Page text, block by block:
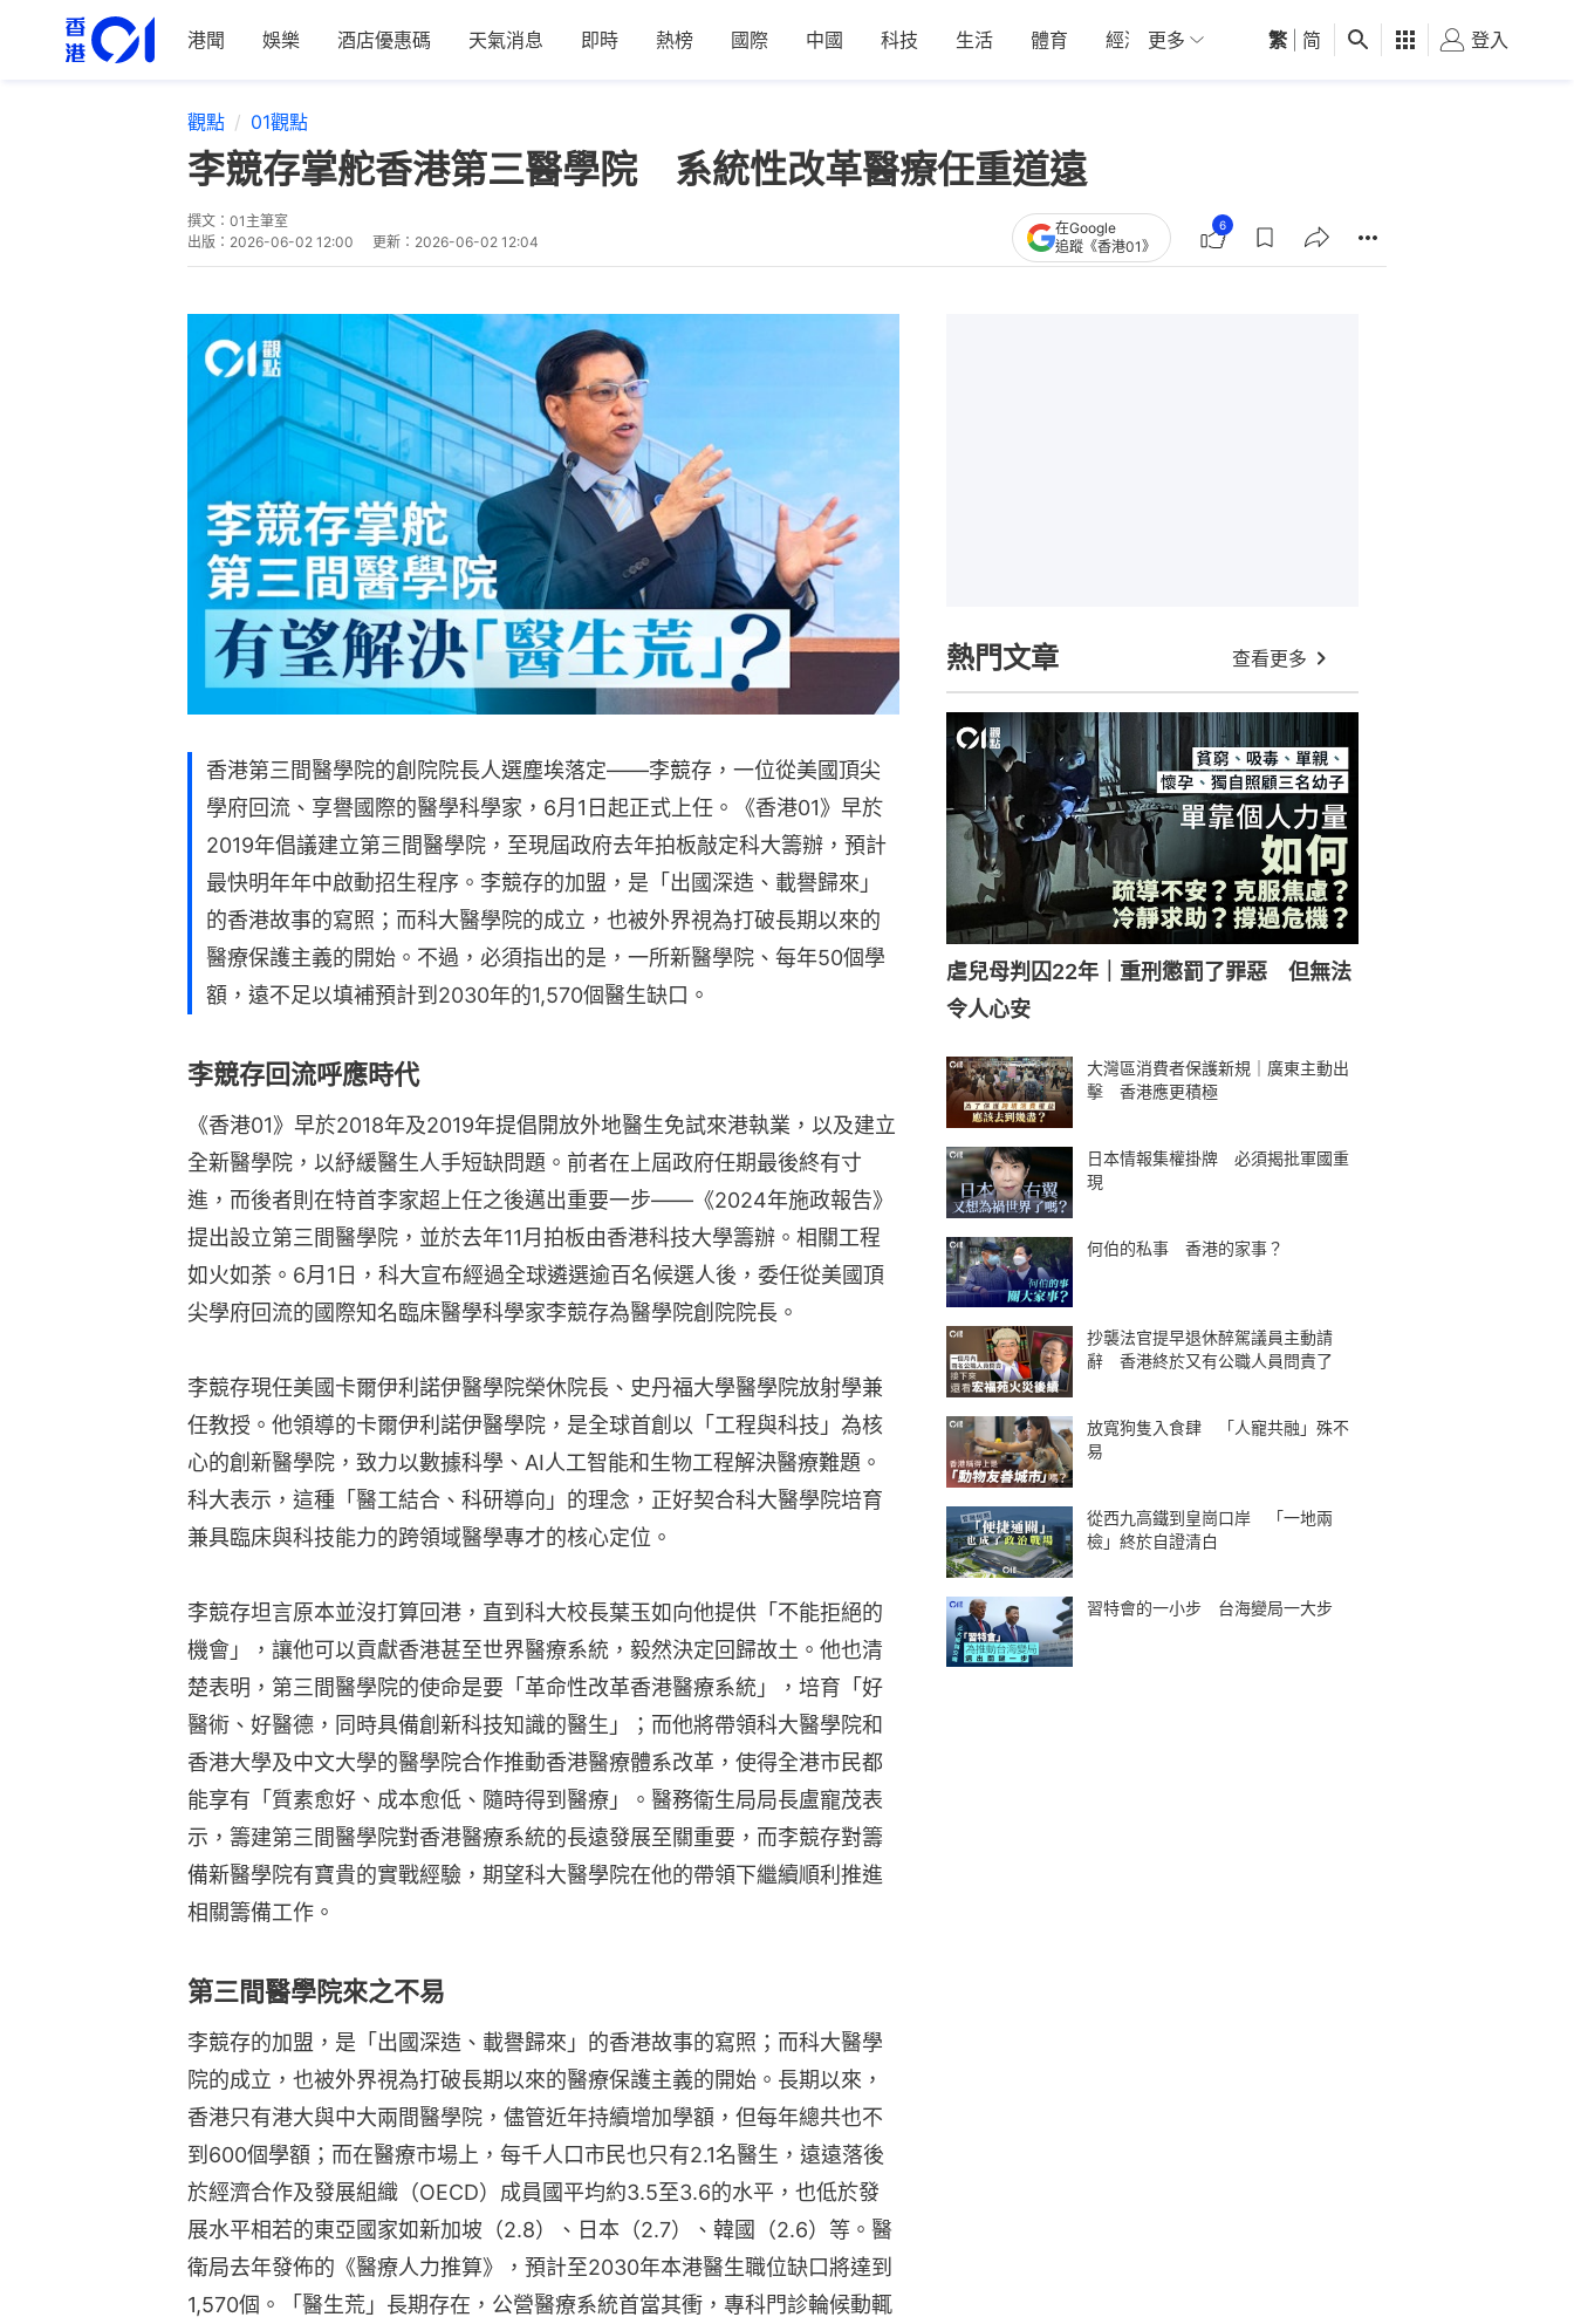
港聞 娛樂 酒店優惠碼 天氣消息 即時 熱榜 國際 中國 科技 生活 體育 經濟 01深圳 觀點 健康 好食玩飛
更多 繁 简 登入
觀點 01觀點
李競存掌舵香港第三醫學院 系統性改革醫療任重道遠
撰文： 01主筆室
出版： 2026-06-02 12:00 更新： 2026-06-02 12:04
在Google
追蹤《香港01》
6
香港第三間醫學院的創院院長人選塵埃落定——李競存，一位從美國頂尖
學府回流、享譽國際的醫學科學家，6月1日起正式上任。《香港01》早於
2019年倡議建立第三間醫學院，至現屆政府去年拍板敲定科大籌辦，預計
最快明年年中啟動招生程序。李競存的加盟，是「出國深造、載譽歸來」
的香港故事的寫照；而科大醫學院的成立，也被外界視為打破長期以來的
醫療保護主義的開始。不過，必須指出的是，一所新醫學院、每年50個學
額，遠不足以填補預計到2030年的1,570個醫生缺口。
李競存回流呼應時代
《香港01》早於2018年及2019年提倡開放外地醫生免試來港執業，以及建立
全新醫學院，以紓緩醫生人手短缺問題。前者在上屆政府任期最後終有寸
進，而後者則在特首李家超上任之後邁出重要一步——《2024年施政報告》
提出設立第三間醫學院，並於去年11月拍板由香港科技大學籌辦。相關工程
如火如荼。6月1日，科大宣布經過全球遴選逾百名候選人後，委任從美國頂
尖學府回流的國際知名臨床醫學科學家李競存為醫學院創院院長。
李競存現任美國卡爾伊利諾伊醫學院榮休院長、史丹福大學醫學院放射學兼
任教授。他領導的卡爾伊利諾伊醫學院，是全球首創以「工程與科技」為核
心的創新醫學院，致力以數據科學、AI人工智能和生物工程解決醫療難題。
科大表示，這種「醫工結合、科研導向」的理念，正好契合科大醫學院培育
兼具臨床與科技能力的跨領域醫學專才的核心定位。
李競存坦言原本並沒打算回港，直到科大校長葉玉如向他提供「不能拒絕的
機會」，讓他可以貢獻香港甚至世界醫療系統，毅然決定回歸故土。他也清
楚表明，第三間醫學院的使命是要「革命性改革香港醫療系統」，培育「好
醫術、好醫德，同時具備創新科技知識的醫生」；而他將帶領科大醫學院和
香港大學及中文大學的醫學院合作推動香港醫療體系改革，使得全港市民都
能享有「質素愈好、成本愈低、隨時得到醫療」。醫務衞生局局長盧寵茂表
示，籌建第三間醫學院對香港醫療系統的長遠發展至關重要，而李競存對籌
備新醫學院有寶貴的實戰經驗，期望科大醫學院在他的帶領下繼續順利推進
相關籌備工作。
第三間醫學院來之不易
李競存的加盟，是「出國深造、載譽歸來」的香港故事的寫照；而科大醫學
院的成立，也被外界視為打破長期以來的醫療保護主義的開始。長期以來，
香港只有港大與中大兩間醫學院，儘管近年持續增加學額，但每年總共也不
到600個學額；而在醫療市場上，每千人口市民也只有2.1名醫生，遠遠落後
於經濟合作及發展組織（OECD）成員國平均約3.5至3.6的水平，也低於發
展水平相若的東亞國家如新加坡（2.8）、日本（2.7）、韓國（2.6）等。醫
衛局去年發佈的《醫療人力推算》，預計至2030年本港醫生職位缺口將達到
1,570個。「醫生荒」長期存在，公營醫療系統首當其衝，專科門診輪候動輒
熱門文章 查看更多
虐兒母判囚22年｜重刑懲罰了罪惡 但無法
令人心安
大灣區消費者保護新規｜廣東主動出
擊 香港應更積極
日本情報集權掛牌 必須揭批軍國重
現
何伯的私事 香港的家事？
抄襲法官提早退休醉駕議員主動請
辭 香港終於又有公職人員問責了
放寬狗隻入食肆 「人寵共融」殊不
易
從西九高鐵到皇崗口岸 「一地兩
檢」終於自證清白
習特會的一小步 台海變局一大步